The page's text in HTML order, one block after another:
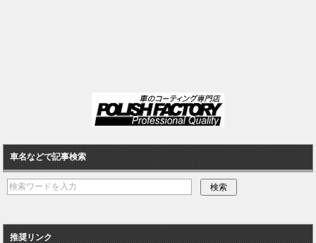
車名などで記事検索
推奨リンク